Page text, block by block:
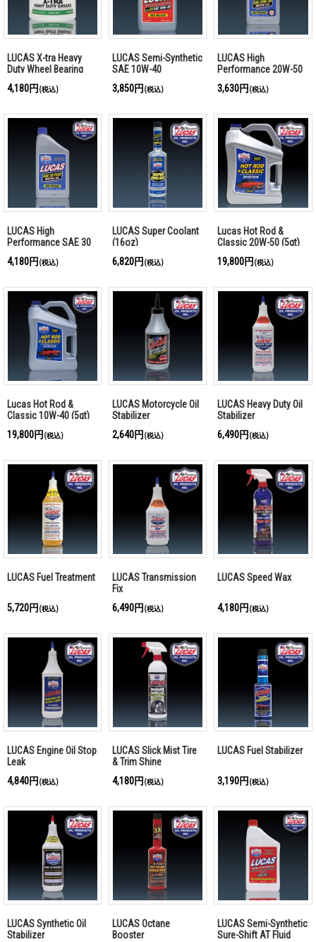
LUCAS X-tra Heavy
Duty Wheel Bearing
4,180円(税込)
LUCAS Semi-Synthetic
SAE 10W-40
3,850円(税込)
LUCAS High
Performance 20W-50
3,630円(税込)
LUCAS High
Performance SAE 30
4,180円 (税込)
LUCAS Super Coolant
(16oz)
6,820円 (税込)
Lucas Hot Rod &
Classic 20W-50 (5qt)
19,800円 (税込)
Lucas Hot Rod &
Classic 10W-40 (5qt)
19,800円 (税込)
LUCAS Motorcycle Oil
Stabilizer
2,640円 (税込)
LUCAS Heavy Duty Oil
Stabilizer
6,490円 (税込)
LUCAS Fuel Treatment
5,720円 (税込)
LUCAS Transmission
Fix
6,490円 (税込)
LUCAS Speed Wax
4,180円 (税込)
LUCAS Engine Oil Stop
Leak
4,840円 (税込)
LUCAS Slick Mist Tire
& Trim Shine
4,180円 (税込)
LUCAS Fuel Stabilizer
3,190円 (税込)
LUCAS Synthetic Oil
Stabilizer
LUCAS Octane
Booster
LUCAS Semi-Synthetic
Sure-Shift AT Fluid